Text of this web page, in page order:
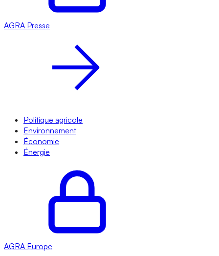
AGRA Presse
Politique agricole
Environnement
Économie
Énergie
AGRA Europe